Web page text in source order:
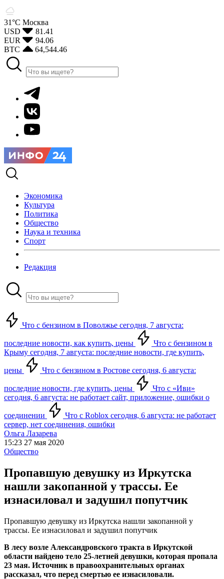
31°С Москва
USD
81.41
EUR
94.06
BTC
64,544.46
Экономика
Культура
Политика
Общество
Наука и техника
Спорт
Редакция
Что с бензином в Поволжье сегодня, 7 августа:
последние новости, как купить, цены
Что с бензином в
Крыму сегодня, 7 августа: последние новости, где купить,
цены Что с бензином в Ростове сегодня, 6 августа:
последние новости, где купить, цены
Что с «Иви»
сегодня, 6 августа: не работает сайт, приложение, ошибки о
соединении
Что с Roblox сегодня, 6 августа: не работает
сервер, нет соединения, ошибки
Ольга Лазарева
15:23 27 мая 2020
Общество
Пропавшую девушку из Иркутска
нашли закопанной у трассы. Ее
изнасиловал и задушил попутчик
Пропавшую девушку из Иркутска нашли закопанной у
трассы. Ее изнасиловал и задушил попутчик
В лесу возле Александровского тракта в Иркутской
области найдено тело 25-летней девушки, которая пропала
23 мая. Источник в правоохранительных органах
рассказал, что перед смертью ее изнасиловали.